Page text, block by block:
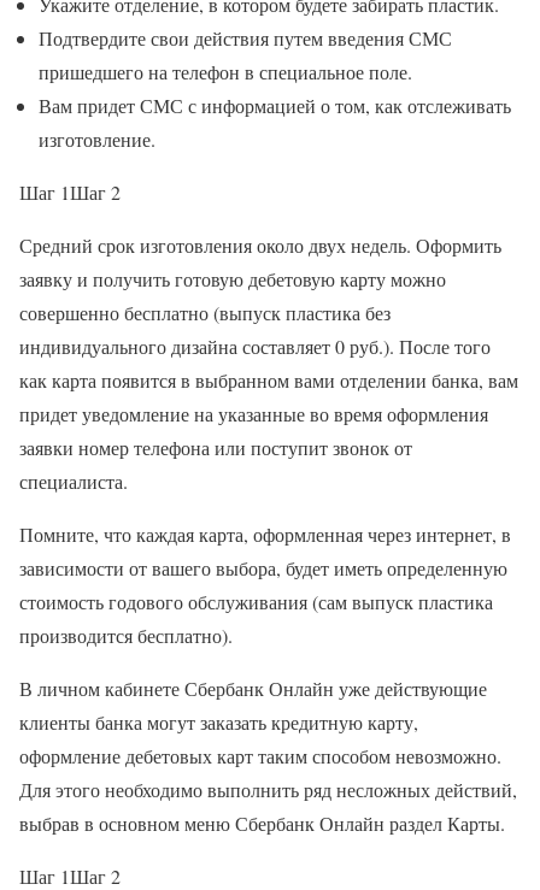
Подтвердите свои действия путем введения СМС
пришедшего на телефон в специальное поле.
Вам придет СМС с информацией о том, как отслеживать
изготовление.
Шаг 1Шаг 2
Средний срок изготовления около двух недель. Оформить
заявку и получить готовую дебетовую карту можно
совершенно бесплатно (выпуск пластика без
индивидуального дизайна составляет 0 руб.). После того
как карта появится в выбранном вами отделении банка, вам
придет уведомление на указанные во время оформления
заявки номер телефона или поступит звонок от
специалиста.
Помните, что каждая карта, оформленная через интернет, в
зависимости от вашего выбора, будет иметь определенную
стоимость годового обслуживания (сам выпуск пластика
производится бесплатно).
В личном кабинете Сбербанк Онлайн уже действующие
клиенты банка могут заказать кредитную карту,
оформление дебетовых карт таким способом невозможно.
Для этого необходимо выполнить ряд несложных действий,
выбрав в основном меню Сбербанк Онлайн раздел Карты.
Шаг 1Шаг 2